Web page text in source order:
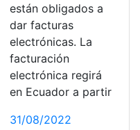
están obligados a
dar facturas
electrónicas. La
facturación
electrónica regirá
en Ecuador a partir
31/08/2022